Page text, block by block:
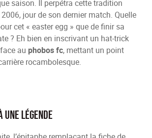
saison. Il perpétra cette tradition
jour de son dernier match. Quelle
cet « easter egg » que de finir sa
? Eh bien en inscrivant un hat-trick
au phobos fc, mettant un point
rocambolesque.
une légende